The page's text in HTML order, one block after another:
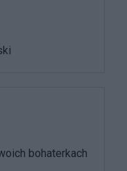
bohaterkach